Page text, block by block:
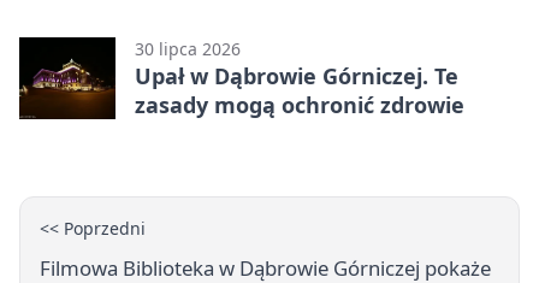
30 lipca 2026
Upał w Dąbrowie Górniczej. Te
zasady mogą ochronić zdrowie
<< Poprzedni
Filmowa Biblioteka w Dąbrowie Górniczej pokaże